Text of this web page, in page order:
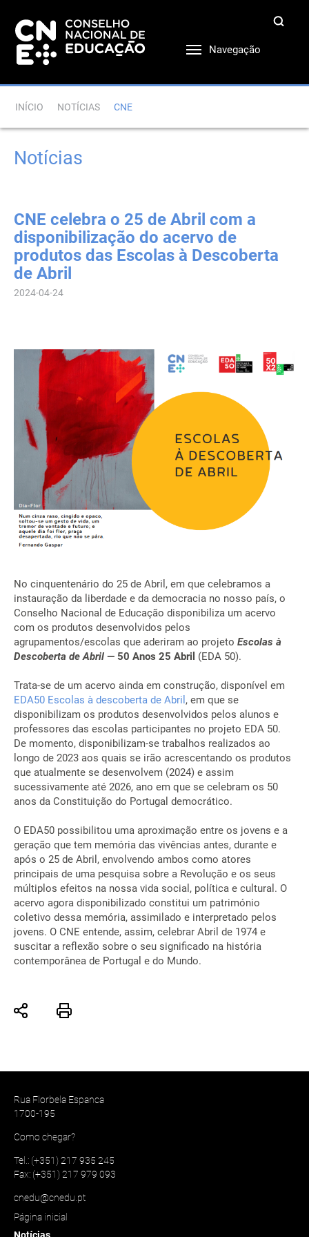
Navegação
INÍCIO NOTÍCIAS CNE
Notícias
CNE celebra o 25 de Abril com a
disponibilização do acervo de
produtos das Escolas à Descoberta
de Abril
2024-04-24
No cinquentenário do 25 de Abril, em que celebramos a
instauração da liberdade e da democracia no nosso país, o
Conselho Nacional de Educação disponibiliza um acervo
com os produtos desenvolvidos pelos
agrupamentos/escolas que aderiram ao projeto Escolas à
Descoberta de Abril — 50 Anos 25 Abril (EDA 50).
Trata-se de um acervo ainda em construção, disponível em
EDA50 Escolas à descoberta de Abril , em que se
disponibilizam os produtos desenvolvidos pelos alunos e
professores das escolas participantes no projeto EDA 50.
De momento, disponibilizam-se trabalhos realizados ao
longo de 2023 aos quais se irão acrescentando os produtos
que atualmente se desenvolvem (2024) e assim
sucessivamente até 2026, ano em que se celebram os 50
anos da Constituição do Portugal democrático.
O EDA50 possibilitou uma aproximação entre os jovens e a
geração que tem memória das vivências antes, durante e
após o 25 de Abril, envolvendo ambos como atores
principais de uma pesquisa sobre a Revolução e os seus
múltiplos efeitos na nossa vida social, política e cultural. O
acervo agora disponibilizado constitui um património
coletivo dessa memória, assimilado e interpretado pelos
jovens. O CNE entende, assim, celebrar Abril de 1974 e
suscitar a reflexão sobre o seu significado na história
contemporânea de Portugal e do Mundo.
Rua Florbela Espanca
1700-195
Como chegar?
Tel.: (+351) 217 935 245
Fax: (+351) 217 979 093
cnedu@cnedu.pt
Página inicial